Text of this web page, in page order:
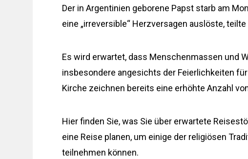
Der in Argentinien geborene Papst starb am
eine „irreversible“ Herzversagen auslöste,
Es wird erwartet, dass Menschenmassen und
insbesondere angesichts der Feierlichkeiten
Kirche zeichnen bereits eine erhöhte Anzahl
Hier finden Sie, was Sie über erwartete
eine Reise planen, um einige der religiösen
teilnehmen können.